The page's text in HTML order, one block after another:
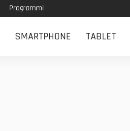
Programmi
SMARTPHONE TABLET